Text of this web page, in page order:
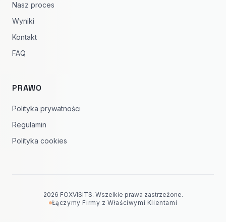
Nasz proces
Wyniki
Kontakt
FAQ
PRAWO
Polityka prywatności
Regulamin
Polityka cookies
2026 FOXVISITS. Wszelkie prawa zastrzeżone.
Łączymy Firmy z Właściwymi Klientami